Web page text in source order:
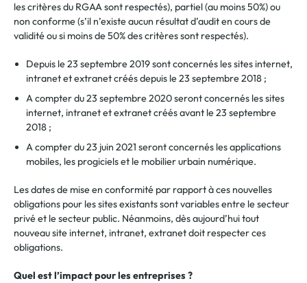
les critères du RGAA sont respectés), partiel (au moins 50%) ou
non conforme (s’il n’existe aucun résultat d’audit en cours de
validité ou si moins de 50% des critères sont respectés).
Depuis le 23 septembre 2019 sont concernés les sites internet,
intranet et extranet créés depuis le 23 septembre 2018 ;
A compter du 23 septembre 2020 seront concernés les sites
internet, intranet et extranet créés avant le 23 septembre
2018 ;
A compter du 23 juin 2021 seront concernés les applications
mobiles, les progiciels et le mobilier urbain numérique.
Les dates de mise en conformité par rapport à ces nouvelles
obligations pour les sites existants sont variables entre le secteur
privé et le secteur public. Néanmoins, dès aujourd’hui tout
nouveau site internet, intranet, extranet doit respecter ces
obligations.
Quel est l’impact pour les entreprises ?